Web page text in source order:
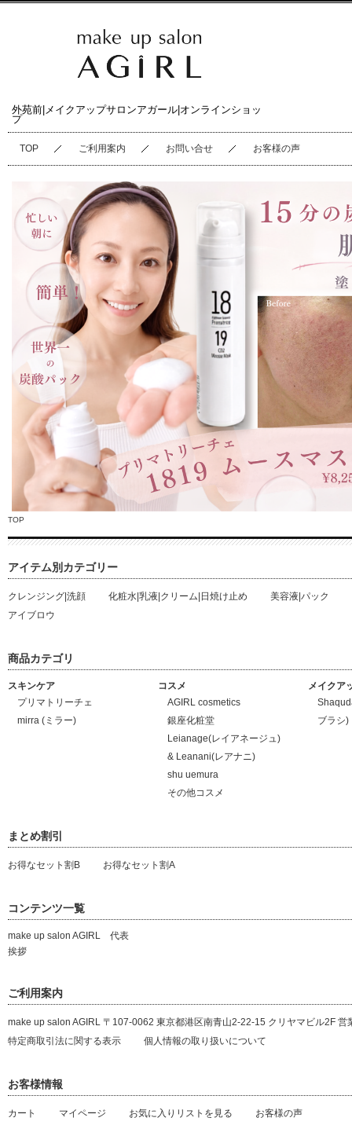
外苑前|メイクアップサロンアガール|オンラインショッ
プ
TOP ご利用案内 お問い合せ お客様の声
TOP
アイテム別カテゴリー
クレンジング|洗顔 化粧水|乳液|クリーム|日焼け止め
美容液|パック
アイブロウ
商品カテゴリ
スキンケア
プリマトリーチェ
mirra (ミラー)
コスメ
AGIRL cosmetics
銀座化粧堂
Leianage(レイアネージュ)
& Leanani(レアナニ)
shu uemura
その他コスメ
メイクア
ブラシ)
まとめ割引
お得なセット割B お得なセット割A
コンテンツ一覧
make up salon AGIRL 代表
挨拶
ご利用案内
make up salon AGIRL 〒107-0062 東京都港区南青山2-22-15 クリヤマビル2F
特定商取引法に関する表示
個人情報の取り扱いについて
お客様情報
カート マイページ お気に入りリストを見る お客様の声